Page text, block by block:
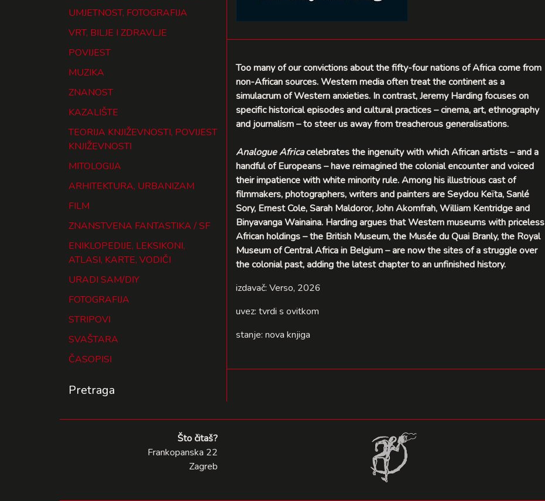
UMJETNOST, FOTOGRAFIJA
VRT, BILJE I ZDRAVLJE
POVIJEST
MUZIKA
ZNANOST
KAZALIŠTE
TEORIJA KNJIŽEVNOSTI, POVIJEST
KNJIŽEVNOSTI
MITOLOGIJA
ARHITEKTURA, URBANIZAM
FILM
ZNANSTVENA FANTASTIKA / SF
ENIKLOPEDIJE, LEKSIKONI,
ATLASI, KARTE, VODIČI
URADI SAM/DIY
FOTOGRAFIJA
STRIPOVI
SVAŠTARA
ČASOPISI
Pretraga
Too many of our convictions about the fifty-four nations of Africa come from
non-African sources. Western media often treat the continent as a
simulacrum of Western anxieties. In contrast, Jeremy Harding focuses on
specific historical episodes and cultural practices – cinema, art, ethnography
and journalism – to steer us away from treacherous generalisations.
Analogue Africacelebrates the ingenuity with which African artists – and a
handful of Europeans – have reimagined the colonial encounter and voiced
their impatience with white minority rule. Among his illustrious cast of
filmmakers, photographers, writers and painters are Seydou Keïta, Sanlé
Sory, Ernest Cole, Sarah Maldoror, John Akomfrah, William Kentridge and
Binyavanga Wainaina. Harding argues that Western museums with priceless
African holdings – the British Museum, the Musée du Quai Branly, the Royal
Museum of Central Africa in Belgium – are now the sites of a struggle over
the colonial past, adding the latest chapter to an unfinished history.
izdavač: Verso, 2026
uvez: tvrdi s ovitkom
stanje: nova knjiga
Što čitaš?
Frankopanska 22
Zagreb